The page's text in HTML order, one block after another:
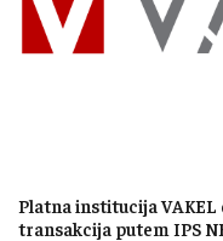
Platna institucija
transakcija putem IPS